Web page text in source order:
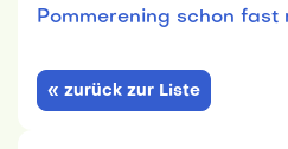
Pommerening schon fast
« zurück zur Liste